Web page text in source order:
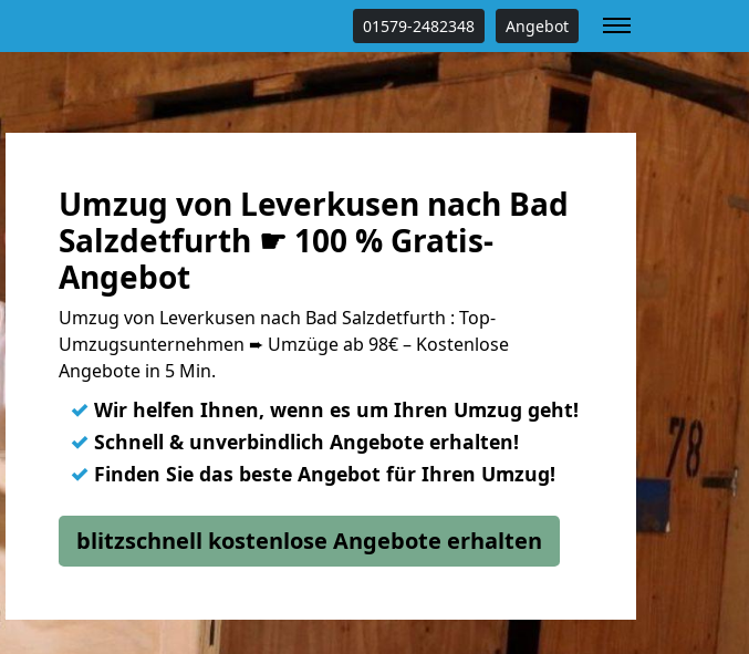
01579-2482348 Angebot
Umzug von Leverkusen nach Bad
Salzdetfurth ☛ 100 % Gratis-
Angebot
Umzug von Leverkusen nach Bad Salzdetfurth : Top-
Umzugsunternehmen ➨ Umzüge ab 98€ – Kostenlose
Angebote in 5 Min.
✓ Wir helfen Ihnen, wenn es um Ihren Umzug geht!
✓ Schnell & unverbindlich Angebote erhalten!
✓ Finden Sie das beste Angebot für Ihren Umzug!
blitzschnell kostenlose Angebote erhalten